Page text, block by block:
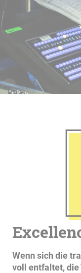
Wenn sich die
voll entfaltet,